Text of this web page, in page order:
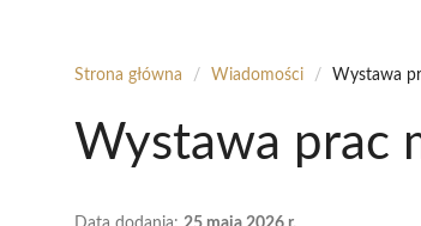
Strona główna / Wiadomości / Wystawa
Wystawa prac